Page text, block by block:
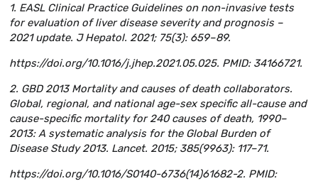
1. EASL Clinical Practice Guidelines on non-invasive tests
for evaluation of liver disease severity and prognosis –
2021 update. J Hepatol. 2021; 75(3): 659–89.
https://doi.org/10.1016/j.jhep.2021.05.025. PMID: 34166721.
2. GBD 2013 Mortality and causes of death collaborators.
Global, regional, and national age-sex specific all-cause and
cause-specific mortality for 240 causes of death, 1990–
2013: A systematic analysis for the Global Burden of
Disease Study 2013. Lancet. 2015; 385(9963): 117–71.
https://doi.org/10.1016/S0140-6736(14)61682-2. PMID: